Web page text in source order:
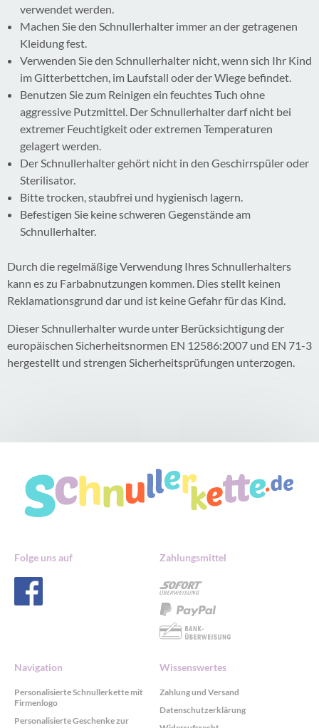
verwendet werden.
Machen Sie den Schnullerhalter immer an der getragenen
Kleidung fest.
Verwenden Sie den Schnullerhalter nicht, wenn sich Ihr Kind
im Gitterbettchen, im Laufstall oder der Wiege befindet.
Benutzen Sie zum Reinigen ein feuchtes Tuch ohne
aggressive Putzmittel. Der Schnullerhalter darf nicht bei
extremer Feuchtigkeit oder extremen Temperaturen
gelagert werden.
Der Schnullerhalter gehört nicht in den Geschirrspüler oder
Sterilisator.
Bitte trocken, staubfrei und hygienisch lagern.
Befestigen Sie keine schweren Gegenstände am
Schnullerhalter.
Durch die regelmäßige Verwendung Ihres Schnullerhalters
kann es zu Farbabnutzungen kommen. Dies stellt keinen
Reklamationsgrund dar und ist keine Gefahr für das Kind.
Dieser Schnullerhalter wurde unter Berücksichtigung der
europäischen Sicherheitsnormen EN 12586:2007 und EN 71-3
hergestellt und strengen Sicherheitsprüfungen unterzogen.
Folge uns auf Zahlungsmittel
Navigation
Personalisierte Schnullerkette mit
Firmenlogo
Personalisierte Geschenke zur
Wissenswertes
Zahlung und Versand
Datenschutzerklärung